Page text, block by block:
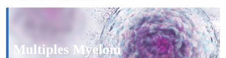
Multiples Myelom